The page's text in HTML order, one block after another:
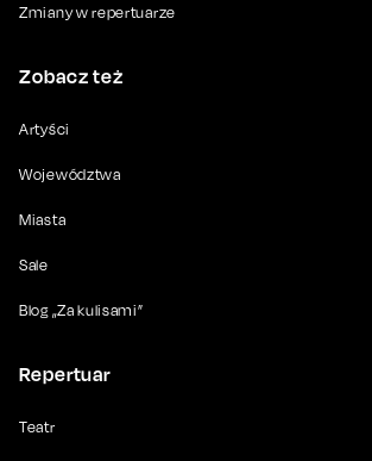
Zmiany w repertuarze
Zobacz też
Artyści
Województwa
Miasta
Sale
Blog „Za kulisami”
Repertuar
Teatr